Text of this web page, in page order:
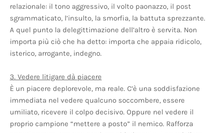
relazionale: il tono aggressivo, il volto paonazzo, il post
sgrammaticato, l’insulto, la smorfia, la battuta sprezzante.
A quel punto la delegittimazione dell’altro è servita. Non
importa più ciò che ha detto: importa che appaia ridicolo,
isterico, arrogante, indegno.
3. Vedere litigare dà piacere
È un piacere deplorevole, ma reale. C’è una soddisfazione
immediata nel vedere qualcuno soccombere, essere
umiliato, ricevere il colpo decisivo. Oppure nel vedere il
proprio campione “mettere a posto” il nemico. Rafforza